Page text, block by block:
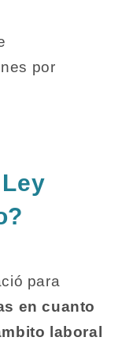
por
para
en cuanto
laboral